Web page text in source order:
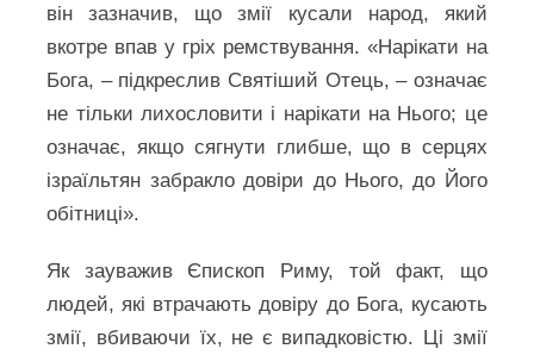
він зазначив, що змії кусали народ, який
вкотре впав у гріх ремствування. «Нарікати на
Бога, – підкреслив Святіший Отець, – означає
не тільки лихословити і нарікати на Нього; це
означає, якщо сягнути глибше, що в серцях
ізраїльтян забракло довіри до Нього, до Його
обітниці».
Як зауважив Єпископ Риму, той факт, що
людей, які втрачають довіру до Бога, кусають
змії, вбиваючи їх, не є випадковістю. Ці змії